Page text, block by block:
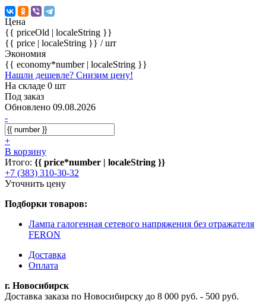
Цена
{{ priceOld | localeString }}
{{ price | localeString }} / шт
Экономия
{{ economy*number | localeString }}
Нашли дешевле? Снизим цену!
На складе 0 шт
Под заказ
Обновлено 09.08.2026
-
+
В корзину
Итого: {{ price*number | localeString }}
+7 (383) 310-30-32
Уточнить цену
Подборки товаров:
Лампа галогенная сетевого напряжения без отражателя
FERON
Доставка
Оплата
г. Новосибирск
Доставка заказа по Новосибирску до 8 000 руб. - 500 руб.